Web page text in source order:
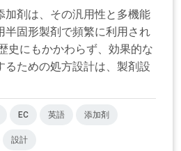
加剤は、その汎用性と多機能
半固形製剤で頻繁に利用され
史にもかかわらず、効果的な
るための処方設計は、製剤設
EC 英語 添加剤
設計